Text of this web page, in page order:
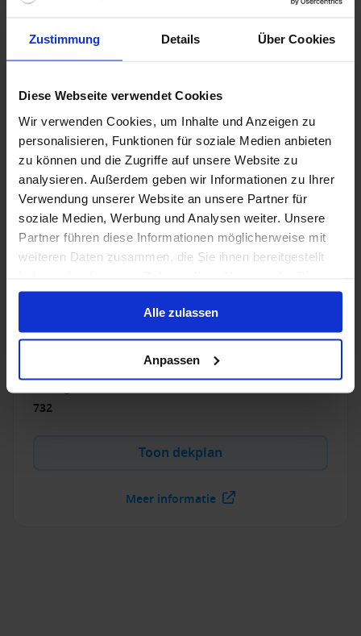
Zustimmung Details Über Cookies
Diese Webseite verwendet Cookies
Wir verwenden Cookies, um Inhalte und Anzeigen zu
personalisieren, Funktionen für soziale Medien anbieten
zu können und die Zugriffe auf unsere Website zu
analysieren. Außerdem geben wir Informationen zu Ihrer
Verwendung unserer Website an unsere Partner für
soziale Medien, Werbung und Analysen weiter. Unsere
Partner führen diese Informationen möglicherweise mit
weiteren Daten zusammen, die Sie ihnen bereitgestellt
gesammelt haben.
Alle zulassen
Anpassen
Verdere informatie
Niet inbegrepen diensten
1 / 25
Seven Seas Explorer
schip. Op het schip kunt u genieten van verschillende
activiteiten die zowel in de avond als overdag worden
aangeboden. De Seven Seas Explorer brengt u naar
732
Toon dekplan
Meer informatie